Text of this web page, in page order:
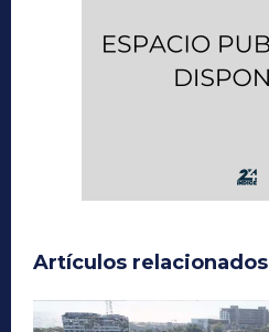
Artículos relacionados